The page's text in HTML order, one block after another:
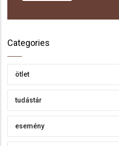
Categories
ötlet
tudástár
esemény